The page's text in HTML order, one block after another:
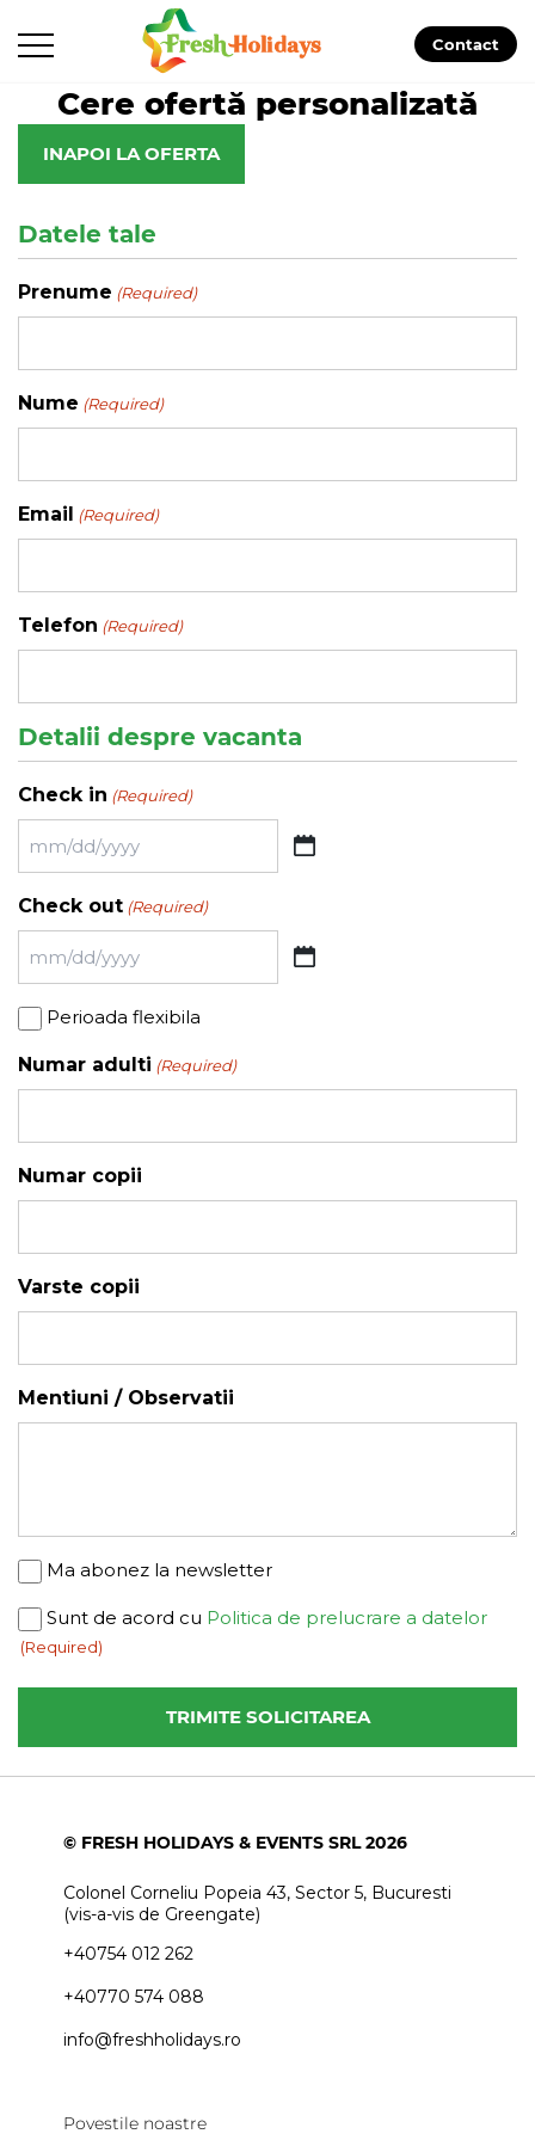
Contact
Cere ofertă personalizată
INAPOI LA OFERTA
Datele tale
Prenume (Required)
Nume (Required)
Email (Required)
Telefon (Required)
Detalii despre vacanta
Check in (Required)
MM
DD
Check out (Required)
MM
DD
slash
Perioada
Perioada flexibila
Numar adulti (Required)
Numar copii
Varste copii
Mentiuni / Observatii
Newsletter
Ma abonez la newsletter
Consent
(Required)
Sunt de acord cu Politica de prelucrare a datelor
(Required)
© FRESH HOLIDAYS & EVENTS SRL 2026
Colonel Corneliu Popeia 43, Sector 5, Bucuresti
(vis-a-vis de Greengate)
+40754 012 262
+40770 574 088
info@freshholidays.ro
Povestile noastre